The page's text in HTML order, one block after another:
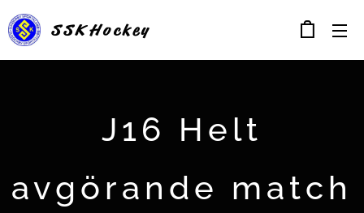
SSKHockey
J16 Helt
avgörande match